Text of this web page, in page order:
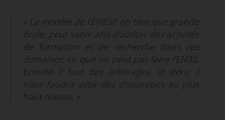
« Le modèle de l’EHESP, en tant que grande
école, peut servir afin d’abriter des activités
de formation et de recherche dans ces
domaines, ce que ne peut pas faire l’EN3S.
Ensuite il faut des arbitrages, et donc il
nous faudra avoir des discussions au plus
haut niveau. »